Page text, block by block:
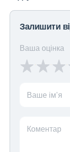
Залишити
Ваша оцінка
Ваше ім’я
Коментар